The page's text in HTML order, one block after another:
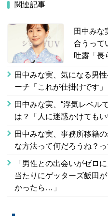
関連記事
田中みな
合うって
吐露「長
田中みな実、気になる男
ーチ「これが仕掛けです」
田中みな実、“浮気レベル
は？「人に迷惑かけてもい
田中みな実、事務所移籍
な方法って何だろうね？っ
「男性との出会いがゼロ
当たりにゲッターズ飯田
かったら…」